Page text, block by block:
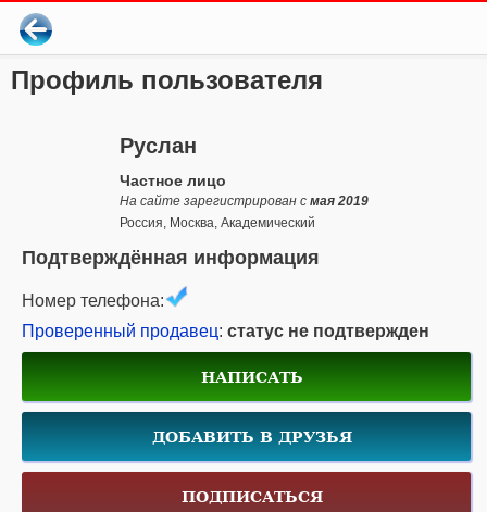
Профиль пользователя
Руслан
Частное лицо
На сайте зарегистрирован с мая 2019
Россия, Москва, Академический
Подтверждённая информация
Номер телефона:
Проверенный продавец: статус не подтвержден
НАПИСАТЬ
ДОБАВИТЬ В ДРУЗЬЯ
ПОДПИСАТЬСЯ